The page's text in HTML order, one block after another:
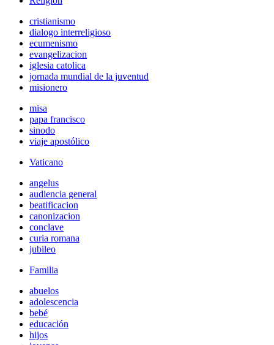
cristianismo
dialogo interreligioso
ecumenismo
evangelizacion
iglesia catolica
jornada mundial de la juventud
misionero
misa
papa francisco
sinodo
viaje apostólico
Vaticano
angelus
audiencia general
beatificacion
canonizacion
conclave
curia romana
jubileo
Familia
abuelos
adolescencia
bebé
educación
hijos